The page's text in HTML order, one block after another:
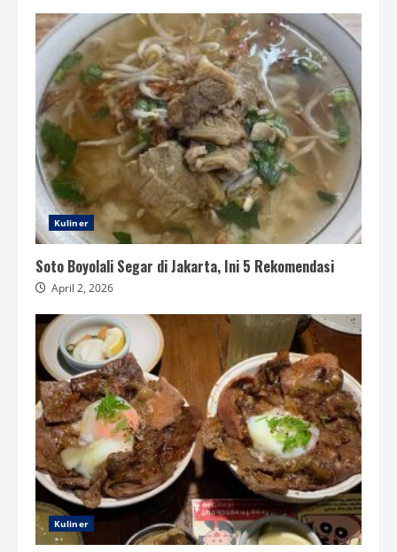
Kuliner
Soto Boyolali Segar di Jakarta, Ini 5 Rekomendasi
April 2, 2026
Kuliner